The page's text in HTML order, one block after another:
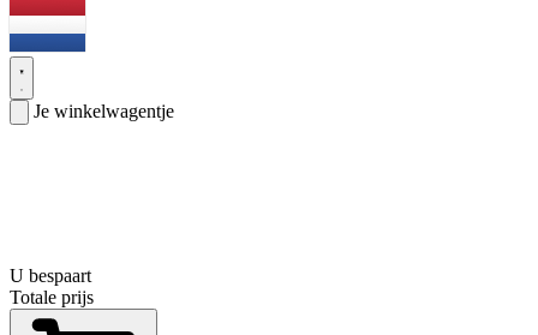
Je winkelwagentje
U bespaart
Totale prijs